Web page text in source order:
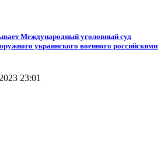
Международный уголовный суд
украинского военного российскими
23:01